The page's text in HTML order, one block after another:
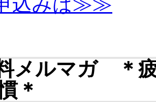
ルマガ ＊疲
＊